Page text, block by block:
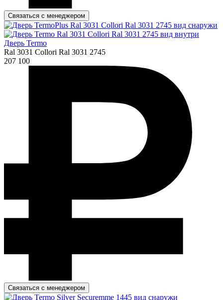
Связаться с менеджером
Дверь Termo
Ral 3031 Collori Ral 3031 2745
207 100
Связаться с менеджером